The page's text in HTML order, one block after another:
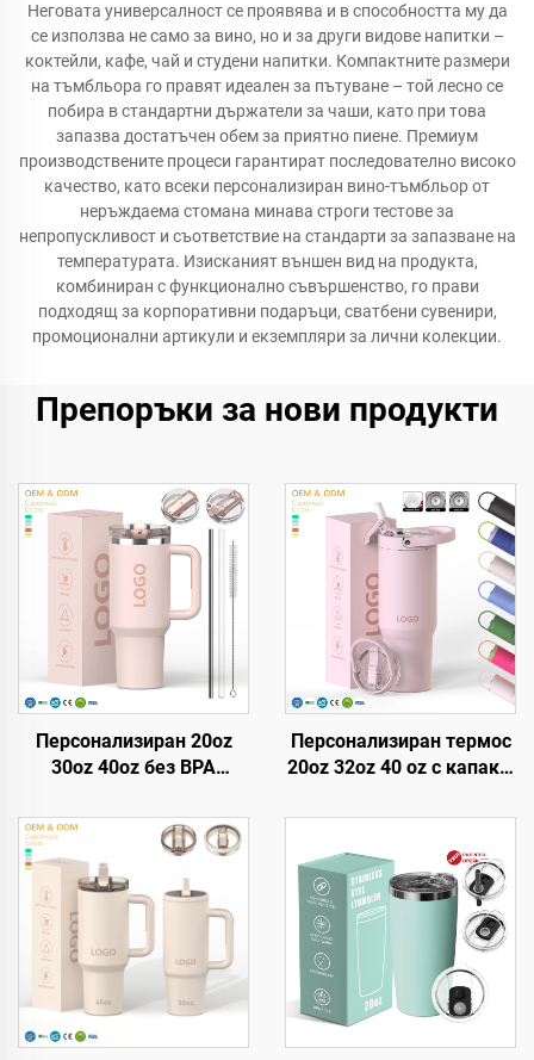
Неговата универсалност се проявява и в способността му да
се използва не само за вино, но и за други видове напитки –
коктейли, кафе, чай и студени напитки. Компактните размери
на тъмбльора го правят идеален за пътуване – той лесно се
побира в стандартни държатели за чаши, като при това
запазва достатъчен обем за приятно пиене. Премиум
производствените процеси гарантират последователно високо
качество, като всеки персонализиран вино-тъмбльор от
неръждаема стомана минава строги тестове за
непропускливост и съответствие на стандарти за запазване на
температурата. Изисканият външен вид на продукта,
комбиниран с функционално съвършенство, го прави
подходящ за корпоративни подаръци, сватбени сувенири,
промоционални артикули и екземпляри за лични колекции.
Препоръки за нови продукти
Персонализиран 20oz
30oz 40oz без BPA
слама, термоизолирана
чаша от неръждаема
стомана с
водонепропускащ капак,
слама и дръжка за
пътуване
Персонализиран термос
20oz 32oz 40 oz с капак и
стомана, вакуумно
изолиран, многократно
използван термос със
сгъваема слама и
дръжка